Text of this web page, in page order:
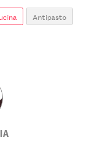
Antipasto